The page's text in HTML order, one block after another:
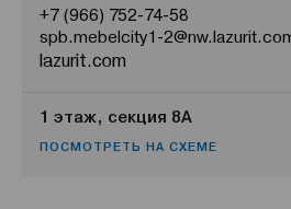
+7 (966) 752-74-58
spb.mebelcity1-
lazurit.com
1 этаж, секция 8А
ПОСМОТРЕТЬ НА СХЕМЕ